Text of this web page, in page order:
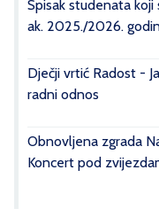
Spisak studenata
ak. 2025./2026.
Dječji vrtić Radost -
radni odnos
Obnovljena zgrada
Koncert pod